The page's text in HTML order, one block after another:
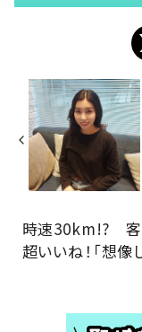
時速30km!? 客
超いいね！「想像